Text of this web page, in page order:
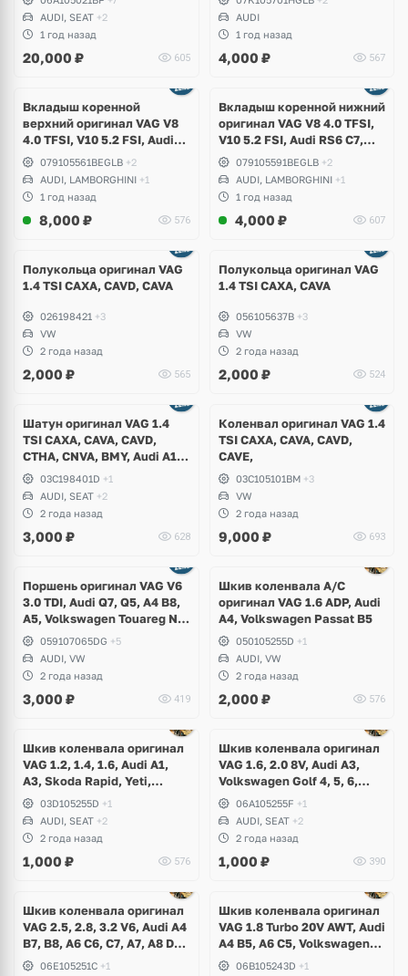
Volkswagen Golf 5 GTI, 6 R,
Jetta, Passat B6, Eos, Skoda
Octavia A5 RS, Seat Altea
AUDI, SEAT +2
1 год назад
20,000 ₽ 605
AUDI
1 год назад
4,000 ₽ 567
Вкладыш коренной
верхний оригинал VAG V8
4.0 TFSI, V10 5.2 FSI, Audi
RS6 C7, RS7, S8 D4, R8,
Lamborghini Huracan,
Porsche Cayenne Turbo S,
Panamera, Bentley
Continental GT, Bentyaga
079105561BEGLB +2
AUDI, LAMBORGHINI +1
1 год назад
8,000 ₽ 576
Вкладыш коренной нижний
оригинал VAG V8 4.0 TFSI,
V10 5.2 FSI, Audi RS6 C7,
RS7, S8 D4, R8, Lamborghini
Huracan, Porsche Cayenne
Turbo S, Panamera, Bentley
Continental GT, Bentyaga
079105591BEGLB +2
AUDI, LAMBORGHINI +1
1 год назад
4,000 ₽ 607
Полукольца оригинал VAG
1.4 TSI CAXA, CAVD, CAVA
026198421 +3
VW
2 года назад
2,000 ₽ 565
Полукольца оригинал VAG
1.4 TSI CAXA, CAVA
056105637B +3
VW
2 года назад
2,000 ₽ 524
Шатун оригинал VAG 1.4
TSI CAXA, CAVA, CAVD,
CTHA, CNVA, BMY, Audi A1,
A3, Skoda Octavia A5, Yeti,
Rapid, Superb, Fabia RS,
Volkswagen Tiguan, Golf 5,
6, Scirocco, Passat, Jetta,
Polo
03C198401D +1
AUDI, SEAT +2
2 года назад
3,000 ₽ 628
Коленвал оригинал VAG 1.4
TSI CAXA, CAVA, CAVD,
CAVE,
03C105101BM +3
VW
2 года назад
9,000 ₽ 693
Поршень оригинал VAG V6
3.0 TDI, Audi Q7, Q5, A4 B8,
A5, Volkswagen Touareg NF,
Phaeton
059107065DG +5
AUDI, VW
2 года назад
3,000 ₽ 419
Шкив коленвала A/C
оригинал VAG 1.6 ADP, Audi
A4, Volkswagen Passat B5
050105255D +1
AUDI, VW
2 года назад
2,000 ₽ 576
Шкив коленвала оригинал
VAG 1.2, 1.4, 1.6, Audi A1,
A3, Skoda Rapid, Yeti,
Fabia, Roomster, Superb,
Volkswagen Golf 5, 6, Jetta,
Tiguan, Eos, Scirocco,
Passat B6, B7, Polo, Touran,
Seat Leon
03D105255D +1
AUDI, SEAT +2
2 года назад
1,000 ₽ 576
Шкив коленвала оригинал
VAG 1.6, 2.0 8V, Audi A3,
Volkswagen Golf 4, 5, 6,
Bora, Jetta, Caddy, Beetle,
Passat B6, Touran, Polo,
Skoda Octavia, Seat Altea,
Leon
06A105255F +1
AUDI, SEAT +2
2 года назад
1,000 ₽ 390
Шкив коленвала оригинал
VAG 2.5, 2.8, 3.2 V6, Audi A4
B7, B8, A6 C6, C7, A7, A8 D3,
D4, Q5
06E105251C +1
Шкив коленвала оригинал
VAG 1.8 Turbo 20V AWT, Audi
A4 B5, A6 C5, Volkswagen
Passat B5+, Skoda Superb I
06B105243D +1